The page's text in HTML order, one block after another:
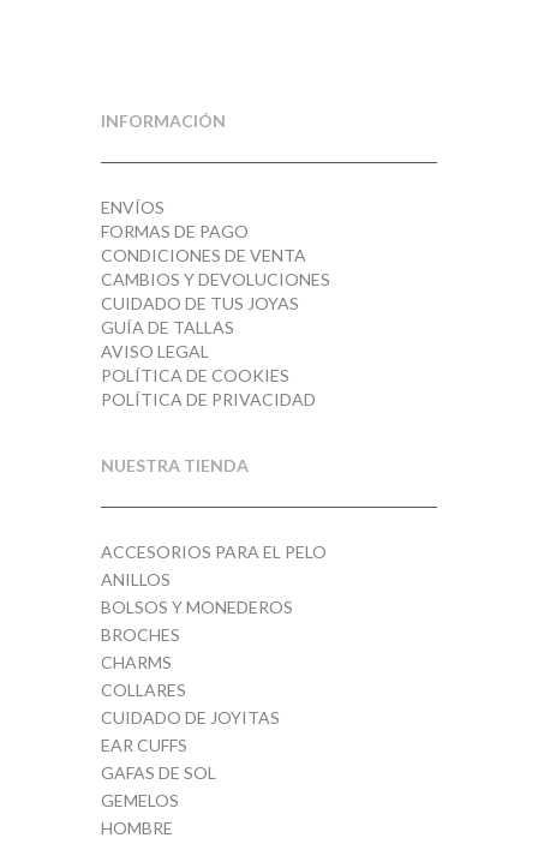
INFORMACIÓN
ENVÍOS
FORMAS DE PAGO
CONDICIONES DE VENTA
CAMBIOS Y DEVOLUCIONES
CUIDADO DE TUS JOYAS
GUÍA DE TALLAS
AVISO LEGAL
POLÍTICA DE COOKIES
POLÍTICA DE PRIVACIDAD
NUESTRA TIENDA
ACCESORIOS PARA EL PELO
ANILLOS
BOLSOS Y MONEDEROS
BROCHES
CHARMS
COLLARES
CUIDADO DE JOYITAS
EAR CUFFS
GAFAS DE SOL
GEMELOS
HOMBRE